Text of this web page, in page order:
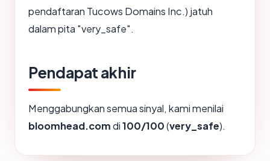
pendaftaran Tucows Domains Inc.) jatuh
dalam pita "very_safe".
Pendapat akhir
Menggabungkan semua sinyal, kami menilai
bloomhead.comdi100/100(very_safe).